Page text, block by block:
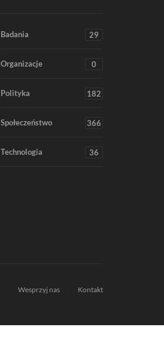
Badania 29
Organizacje 0
Polityka 182
Społeczeństwo 366
Technologia 36
Wesprzyj nas Kontakt